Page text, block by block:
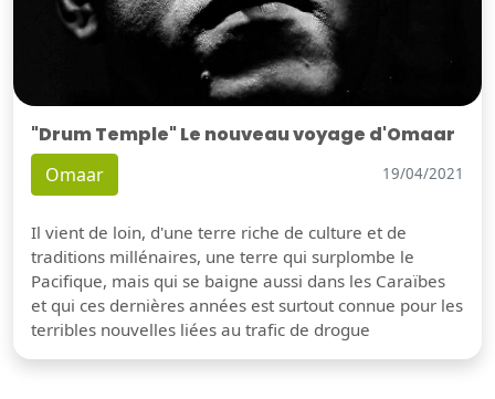
"Drum Temple" Le nouveau voyage d'Omaar
Omaar 19/04/2021
Il vient de loin, d'une terre riche de culture et de
traditions millénaires, une terre qui surplombe le
Pacifique, mais qui se baigne aussi dans les Caraïbes
et qui ces dernières années est surtout connue pour les
terribles nouvelles liées au trafic de drogue